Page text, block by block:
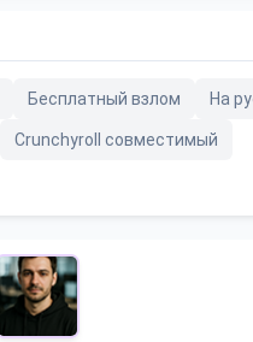
Бесплатный взлом На
Crunchyroll совместимый